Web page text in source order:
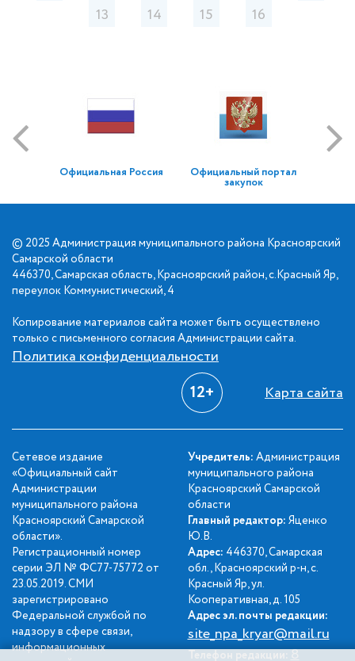
13
14 15 16
Официальная Россия Официальный портал
закупок
© 2025 Администрация муниципального района Красноярский
Самарской области
446370, Самарская область, Красноярский район, с.Красный Яр,
переулок Коммунистический, 4
Копирование материалов сайта может быть осуществлено
только с письменного согласия Администрации сайта.
Политика конфиденциальности
12+ Карта сайта
Сетевое издание
«Официальный сайт
Администрации
муниципального района
Красноярский Самарской
области».
Регистрационный номер
серии ЭЛ № ФС77-75772 от
23.05.2019. СМИ
зарегистрировано
Федеральной службой по
надзору в сфере связи,
информационных
Учредитель: Администрация
муниципального района
Красноярский Самарской
области
Главный редактор: Яценко
Ю.В.
Адрес: 446370, Самарская
обл., Красноярский р-н, с.
Красный Яр, ул.
Кооперативная, д. 105
Адрес эл. почты редакции:
site_npa_kryar@mail.ru
Телефон редакции: 8